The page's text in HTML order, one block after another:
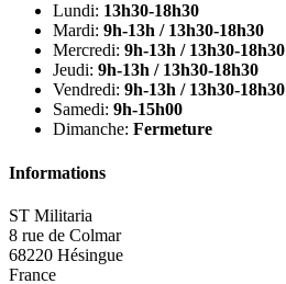
Lundi: 13h30-18h30
Mardi: 9h-13h / 13h30-18h30
Mercredi: 9h-13h / 13h30-18h30
Jeudi: 9h-13h / 13h30-18h30
Vendredi: 9h-13h / 13h30-18h30
Samedi: 9h-15h00
Dimanche: Fermeture
Informations
ST Militaria
8 rue de Colmar
68220 Hésingue
France